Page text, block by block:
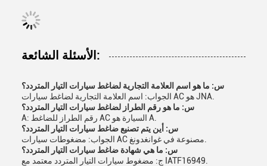
الأسئلة الشائعة:
س: ما هو اسم العلامة التجارية لضاغط سيارات التيار المتردد؟
الجواب: اسم العلامة التجارية لضاغط سيارات AC هو JNA.
س: ما هو رقم الطراز لضاغط سيارات التيار المتردد؟
A: رقم الطراز للضاغط AC السيارة هو A.
س: أين يتم تصنيع ضاغط سيارات التيار المتردد؟
س: ما هي شهادة ضاغط سيارات التيار المتردد؟
ج: مضغوط سيارات التيار المتردد معتمد مع IATF16949.